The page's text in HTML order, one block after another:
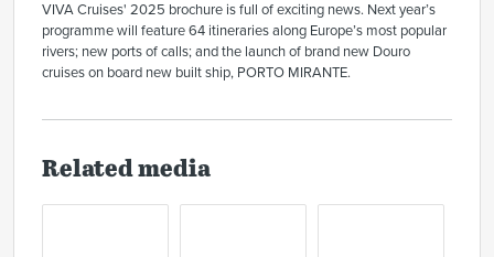
VIVA Cruises' 2025 brochure is full of exciting news. Next year’s
programme will feature 64 itineraries along Europe’s most popular
rivers; new ports of calls; and the launch of brand new Douro
cruises on board new built ship, PORTO MIRANTE.
Related media